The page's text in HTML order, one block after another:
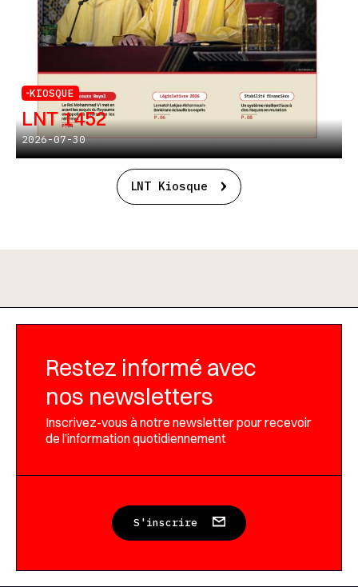
KIOSQUE
LNT 1452
2026-07-30
LNT Kiosque
Restez informé avec
nos newsletters
Inscrivez-vous à notre newsletter pour recevoir
de l’information quotidiennement
S'inscrire